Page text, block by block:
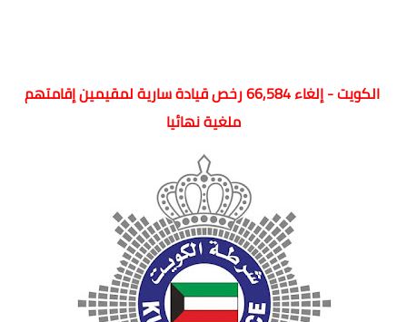
الكويت - إلغاء 66,584 رخص قيادة سارية لمقيمين إقامتهم
ملغية نهائيا